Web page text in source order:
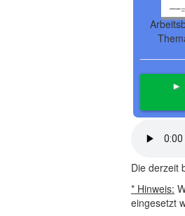
►
Die derzeit
* Hinweis:
eingesetzt